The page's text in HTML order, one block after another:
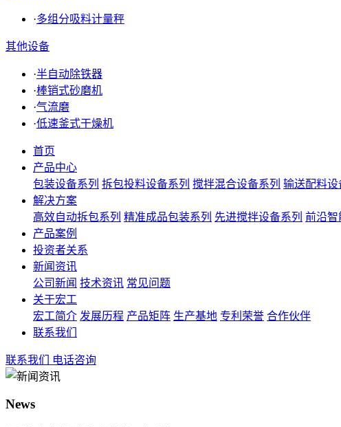
·多组分吸料计量秤
其他设备
·半自动除铁器
·棒销式砂磨机
·气流磨
·低速釜式干燥机
首页
产品中心
包装设备系列 拆包投料设备系列 搅拌混合设备系列 输送配料设
解决方案
高效自动拆包系列 精准成品包装系列 先进搅拌设备系列 前沿智
产品案例
投资者关系
新闻资讯
公司新闻 技术资讯 常见问题
关于宏工
宏工简介 发展历程 产品矩阵 生产基地 专利荣誉 合作伙伴
联系我们
联系我们 电话咨询
News